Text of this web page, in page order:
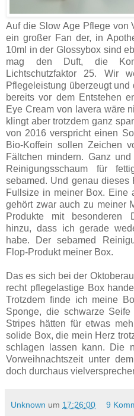
Auf die Slow Age Pflege von
ein großer Fan der, in
10ml in der Glossybox sind
mag den Duft, die
Lichtschutzfaktor 25. Wir
Pflegeleistung überzeugt
bereits vor dem Entstehen
Eye Cream von lavera wäre
klingt aber trotzdem ganz
von 2016 verspricht einen
Bio-Koffein sollen Zeichen
Fältchen mindern. Ganz
Reinigungsschaum für
sebamed. Und genau
Fullsize in meiner Box. Eine
gehört zwar auch zu meiner
Produkte mit besonderen
hinzu, dass ich gerade
habe. Der sebamed
Flop-Produkt meiner Box.
Das es sich bei der
recht pflegelastige Box
Trotzdem finde ich meine
Sponge, die schwarze
Stripes hätten für etwas
solide Box, die mein Herz
schlagen lassen kann. Die
Vorweihnachtszeit unter
doch durchaus
Unknown um 17:26:00 9